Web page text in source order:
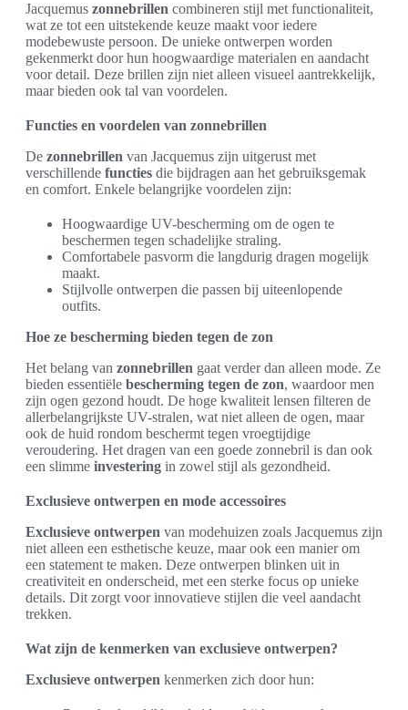
Jacquemus zonnebrillen combineren stijl met functionaliteit,
wat ze tot een uitstekende keuze maakt voor iedere
modebewuste persoon. De unieke ontwerpen worden
gekenmerkt door hun hoogwaardige materialen en aandacht
voor detail. Deze brillen zijn niet alleen visueel aantrekkelijk,
maar bieden ook tal van voordelen.
Functies en voordelen van zonnebrillen
De zonnebrillen van Jacquemus zijn uitgerust met
verschillende functies die bijdragen aan het gebruiksgemak
en comfort. Enkele belangrijke voordelen zijn:
Hoogwaardige UV-bescherming om de ogen te
beschermen tegen schadelijke straling.
Comfortabele pasvorm die langdurig dragen mogelijk
maakt.
Stijlvolle ontwerpen die passen bij uiteenlopende
outfits.
Hoe ze bescherming bieden tegen de zon
Het belang van zonnebrillen gaat verder dan alleen mode. Ze
bieden essentiële bescherming tegen de zon, waardoor men
zijn ogen gezond houdt. De hoge kwaliteit lensen filteren de
allerbelangrijkste UV-stralen, wat niet alleen de ogen, maar
ook de huid rondom beschermt tegen vroegtijdige
veroudering. Het dragen van een goede zonnebril is dan ook
een slimme investering in zowel stijl als gezondheid.
Exclusieve ontwerpen en mode accessoires
Exclusieve ontwerpen van modehuizen zoals Jacquemus zijn
niet alleen een esthetische keuze, maar ook een manier om
een statement te maken. Deze ontwerpen blinken uit in
creativiteit en onderscheid, met een sterke focus op unieke
details. Dit zorgt voor innovatieve stijlen die veel aandacht
trekken.
Wat zijn de kenmerken van exclusieve ontwerpen?
Exclusieve ontwerpen kenmerken zich door hun: